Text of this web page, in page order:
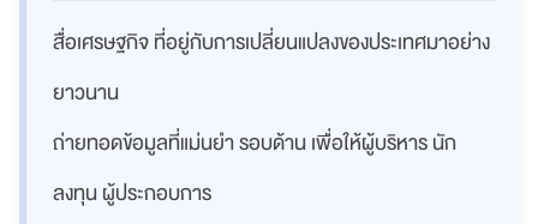
สื่อเศรษฐกิจ ที่อยู่กับการเปลี่ยนแปลงของประเทศมาอย่าง
ยาวนาน
ถ่ายทอดข้อมูลที่แม่นยำ รอบด้าน เพื่อให้ผู้บริหาร นัก
ลงทุน ผู้ประกอบการ